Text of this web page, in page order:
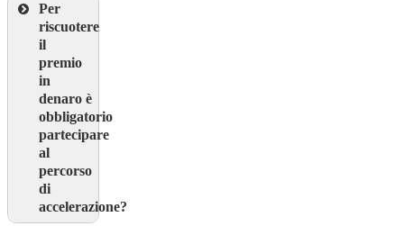
Per
riscuotere
il
premio
in
denaro è
obbligatorio
partecipare
al
percorso
di
accelerazione?